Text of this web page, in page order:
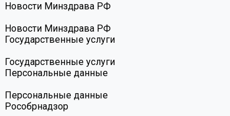
Новости Минздрава РФ
Новости Минздрава РФ
Государственные услуги
Государственные услуги
Персональные данные
Персональные данные
Роcобрнадзор